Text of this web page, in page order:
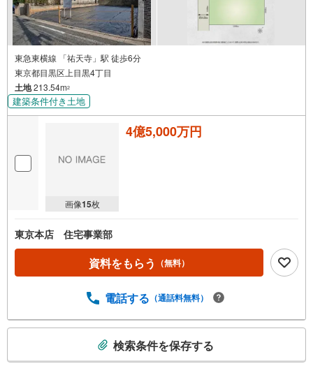
東急東横線 「祐天寺」駅 徒歩6分
東京都目黒区上目黒4丁目
土地213.54m2
建築条件付き土地
画像15枚
4億5,000万円
東京本店 住宅事業部
資料をもらう （無料）
電話する （通話料無料）
検索条件を保存する